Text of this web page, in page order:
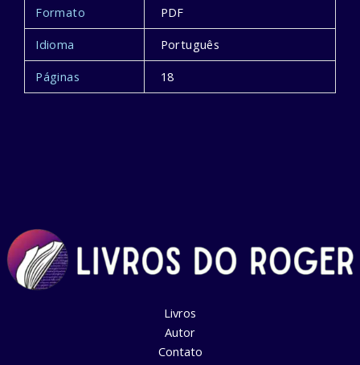
Formato
PDF
Idioma
Português
Páginas
18
Livros
Autor
Contato